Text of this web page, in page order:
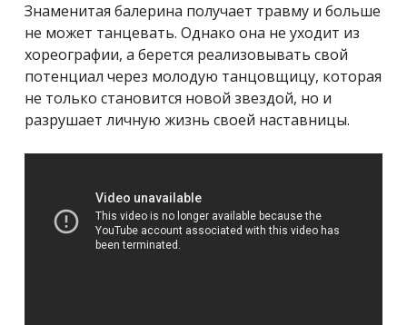
Знаменитая балерина получает травму и больше
не может танцевать. Однако она не уходит из
хореографии, а берется реализовывать свой
потенциал через молодую танцовщицу, которая
не только становится новой звездой, но и
разрушает личную жизнь своей наставницы.